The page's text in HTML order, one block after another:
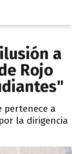
a
Rojo
pertenece a
la dirigencia